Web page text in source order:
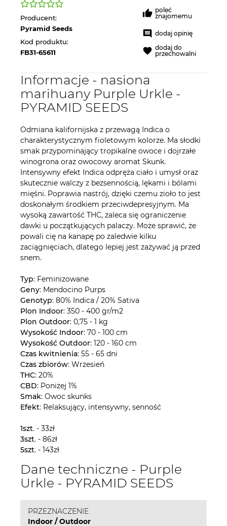
Producent:
Pyramid Seeds
Kod produktu:
FB31-65611
poleć
znajomemu
dodaj opinię
dodaj do
przechowalni
Informacje - nasiona
marihuany Purple Urkle -
PYRAMID SEEDS
Odmiana kalifornijska z przewagą Indica o
charakterystycznym fioletowym kolorze. Ma słodki
smak przypominający tropikalne owoce i dojrzałe
winogrona oraz owocowy aromat Skunk.
Intensywny efekt Indica odpręża ciało i umysł oraz
skutecznie walczy z bezsennością, lękami i bólami
mięśni. Poprawia nastrój, dzięki czemu zioło to jest
doskonałym środkiem przeciwdepresyjnym. Ma
wysoką zawartość THC, zaleca się ograniczenie
dawki u początkujących palaczy. Może sprawić, że
powali cię na kanapę po zaledwie kilku
zaciągnięciach, dlatego lepiej jest zażywać ją przed
snem.
Typ: Feminizowane
Geny: Mendocino Purps
Genotyp: 80% Indica / 20% Sativa
Plon Indoor: 350 - 400 gr/m2
Plon Outdoor: 0,75 - 1 kg
Wysokość Indoor: 70 - 100 cm
Wysokość Outdoor: 120 - 160 cm
Czas kwitnienia: 55 - 65 dni
Czas zbiorów: Wrzesień
THC: 20%
CBD: Poniżej 1%
Smak: Owoc skunks
Efekt: Relaksujący, intensywny, senność
1szt. - 33zł
3szt. - 86zł
5szt. - 143zł
Dane techniczne - Purple
Urkle - PYRAMID SEEDS
PRZEZNACZENIE
Indoor / Outdoor